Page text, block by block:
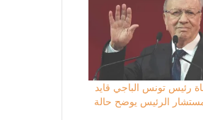
رئيس تونس الباجي قايد
الرئيس يوضح حالة